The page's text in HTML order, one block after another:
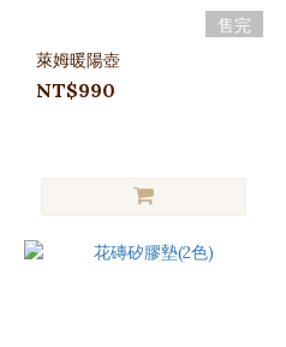
售完
萊姆暖陽壺
NT$990